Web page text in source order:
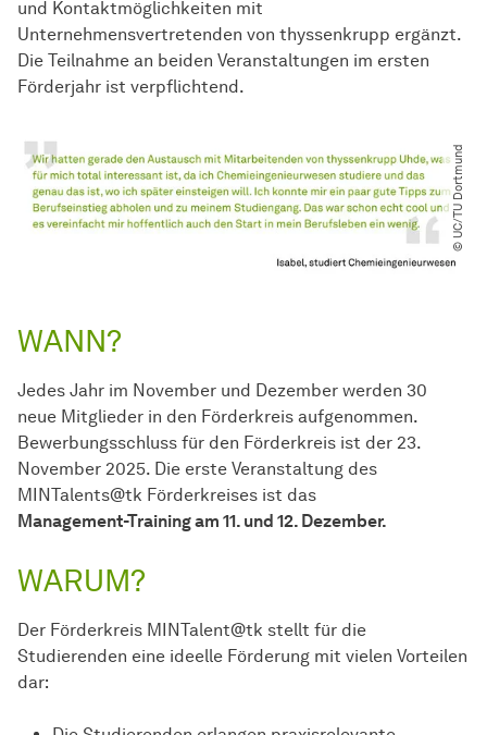
und Kontaktmöglichkeiten mit
Unternehmensvertretenden von thyssenkrupp ergänzt.
Die Teilnahme an beiden Veranstaltungen im ersten
Förderjahr ist verpflichtend.
© UC​/​TU Dortmund
WANN?
Jedes Jahr im November und Dezember werden 30
neue Mitglieder in den Förderkreis aufgenommen.
Bewerbungsschluss für den Förderkreis ist der 23.
November 2025. Die erste Veranstaltung des
MINTalents@tk Förderkreises ist das
Management-Training am 11. und 12. Dezember.
WARUM?
Der Förderkreis MINTalent@tk stellt für die
Studierenden eine ideelle Förderung mit vielen Vorteilen
dar: